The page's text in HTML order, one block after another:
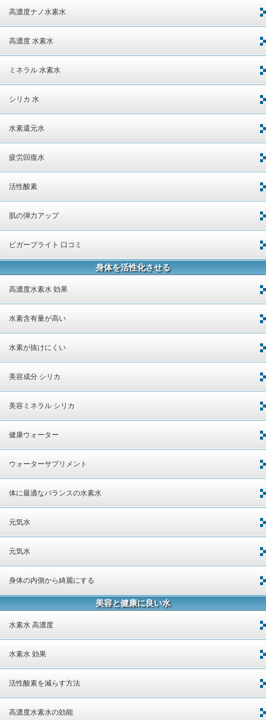
高濃度ナノ水素水
高濃度 水素水
ミネラル 水素水
シリカ 水
水素還元水
疲労回復水
活性酸素
肌の弾力アップ
ビガーブライト 口コミ
身体を活性化させる
高濃度水素水 効果
水素含有量が高い
水素が抜けにくい
美容成分 シリカ
美容ミネラル シリカ
健康ウォーター
ウォーターサプリメント
体に最適なバランスの水素水
元気水
元気水
身体の内側から綺麗にする
美容と健康に良い水
水素水 高濃度
水素水 効果
活性酸素を減らす方法
高濃度水素水の効能